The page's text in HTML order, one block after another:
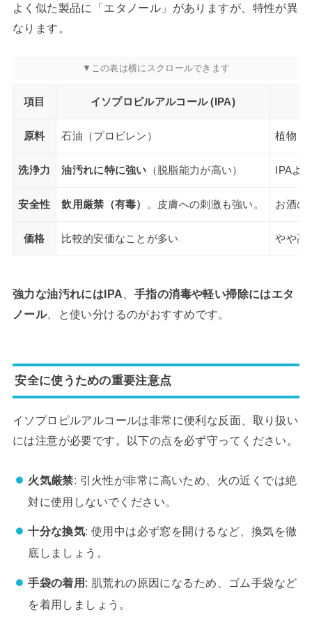
よく似た製品に「エタノール」がありますが、特性が異
なります。
項目 イソプロピルアルコール (IPA)
原料 石油（プロピレン） 植物（
洗浄力 油汚れに特に強い （脱脂能力が高い） IPAよ
安全性 飲用厳禁（有毒） 。皮膚への刺激も強い。 お酒の
価格 比較的安価なことが多い やや高
強力な油汚れにはIPA
手指の消毒や軽い掃除にはエタ
ノール、と使い分けるのがおすすめです。
安全に使うための重要注意点
イソプロピルアルコールは非常に便利な反面、取り扱い
には注意が必要です。以下の点を必ず守ってください。
火気厳禁: 引火性が非常に高いため、火の近くでは絶
対に使用しないでください。
十分な換気: 使用中は必ず窓を開けるなど、換気を徹
底しましょう。
手袋の着用 : 肌荒れの原因になるため、ゴム手袋など
を着用しましょう。